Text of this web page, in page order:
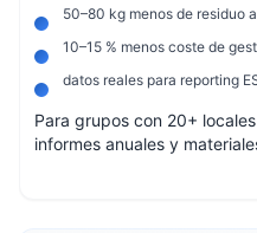
50–80 kg menos de residuo
10–15 % menos coste de
datos reales para reporting
Para grupos con 20+
informes anuales y